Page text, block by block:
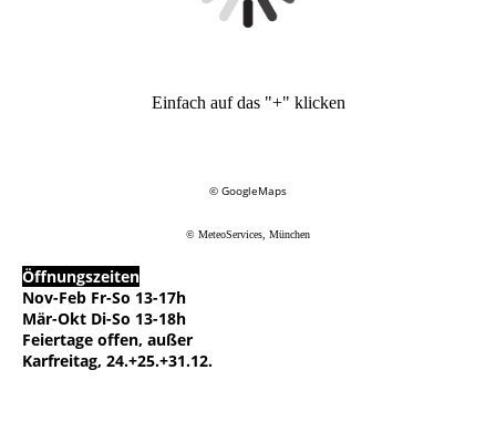
Einfach auf das "+" klicken
© GoogleMaps
© MeteoServices, München
Öffnungszeiten
Nov-Feb Fr-So 13-17h
Mär-Okt Di-So 13-18h
Feiertage offen, außer
Karfreitag, 24.+25.+31.12.